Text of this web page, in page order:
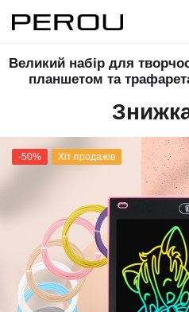
Великий набір для
планшетом та
-50% Хіт продажів